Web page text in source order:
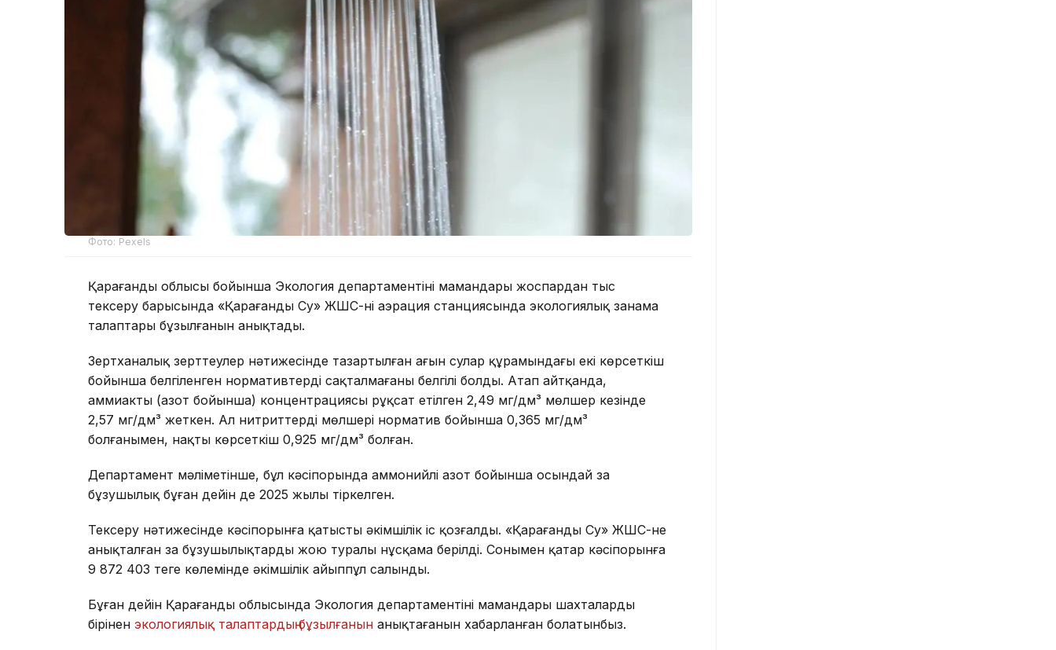
Фото: Pexels
Қарағанды облысы бойынша Экология департаментінің мамандары жоспардан тыс
тексеру барысында «Қарағанды Су» ЖШС-нің аэрация станциясында экологиялық заңнама
талаптары бұзылғанын анықтады.
Зертханалық зерттеулер нәтижесінде тазартылған ағын сулар құрамындағы екі көрсеткіш
бойынша белгіленген нормативтердің сақталмағаны белгілі болды. Атап айтқанда,
аммиактың (азот бойынша) концентрациясы рұқсат етілген 2,49 мг/дм³ мөлшер кезінде
2,57 мг/дм³ жеткен. Ал нитриттердің мөлшері норматив бойынша 0,365 мг/дм³
болғанымен, нақты көрсеткіш 0,925 мг/дм³ болған.
Департамент мәліметінше, бұл кәсіпорында аммонийлі азот бойынша осындай заң
бұзушылық бұған дейін де 2025 жылы тіркелген.
Тексеру нәтижесінде кәсіпорынға қатысты әкімшілік іс қозғалды. «Қарағанды Су» ЖШС-не
анықталған заң бұзушылықтарды жою туралы нұсқама берілді. Сонымен қатар кәсіпорынға
9 872 403 теңге көлемінде әкімшілік айыппұл салынды.
Бұған дейін Қарағанды облысында Экология департаментінің мамандары шахталардың
бірінен экологиялық талаптардың бұзылғанын анықтағанын хабарланған болатынбыз.